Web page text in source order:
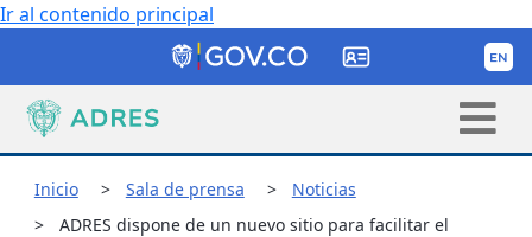
Ir al contenido principal
Inicio Sala de prensa
Noticias
ADRES dispone de un nuevo sitio para facilitar el